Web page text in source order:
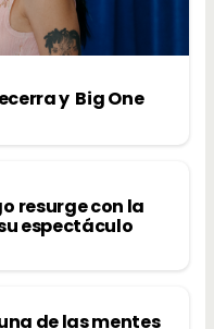
y Big One
resurge con la
espectáculo
de las mentes